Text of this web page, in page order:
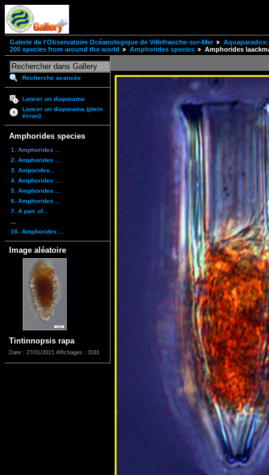
Galerie de l'Observatoire Océanologique de Villefranche-sur-Mer
200 species from around the world
Amphorides species Amphorides
Recherche avancée
Lancer un diaporama
Lancer un diaporama (plein
écran)
Amphorides species
1. Amphorides ...
2. Amphorides ...
3. Amporides...
4. Amphorides ...
5. Amphorides ...
6. Amphorides ...
7. A pair of...
16. Amphorides ...
Image aléatoire
Tintinnopsis rapa
Date : 27/01/2015 Affichages : 3181